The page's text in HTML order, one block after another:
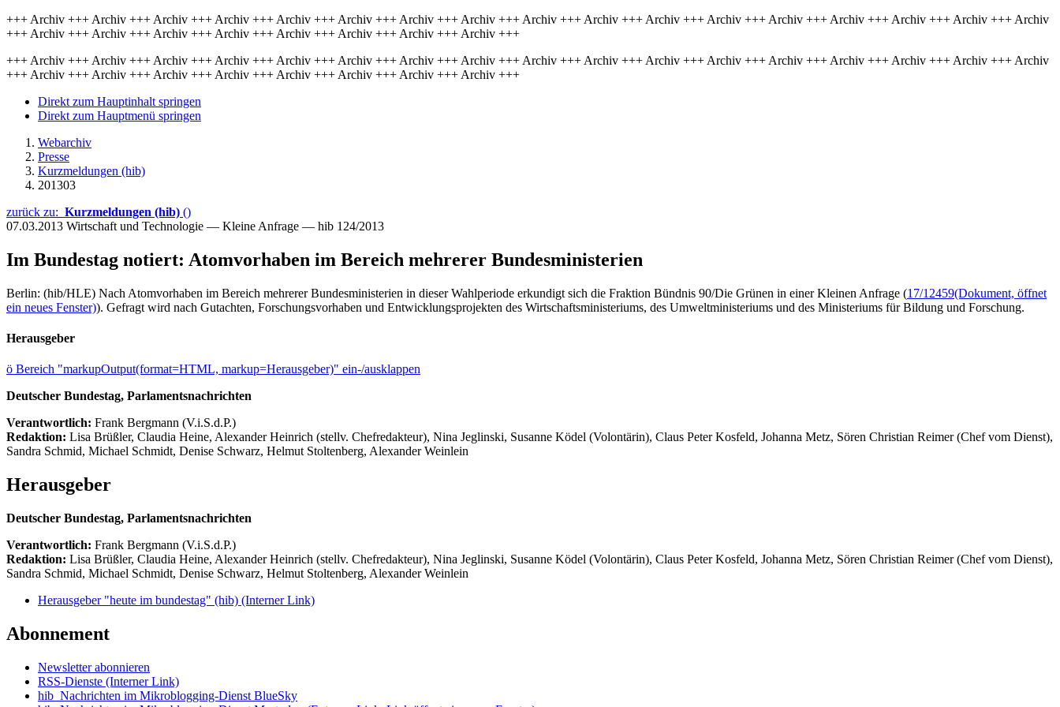
+++ Archiv +++ Archiv +++ Archiv +++ Archiv +++ Archiv +++ Archiv +++ Archiv +++ Archiv +++ Archiv +++ Archiv +++ Archiv +++ Archiv +++ Archiv +++ Archiv +++ Archiv +++ Archiv +++ Archiv
+++ Archiv +++ Archiv +++ Archiv +++ Archiv +++ Archiv +++ Archiv +++ Archiv +++ Archiv +++
+++ Archiv +++ Archiv +++ Archiv +++ Archiv +++ Archiv +++ Archiv +++ Archiv +++ Archiv +++ Archiv +++ Archiv +++ Archiv +++ Archiv +++ Archiv +++ Archiv +++ Archiv +++ Archiv +++ Archiv
+++ Archiv +++ Archiv +++ Archiv +++ Archiv +++ Archiv +++ Archiv +++ Archiv +++ Archiv +++
Direkt zum Hauptinhalt springen
Direkt zum Hauptmenü springen
Webarchiv
Presse
Kurzmeldungen (hib)
201303
zurück zu: Kurzmeldungen (hib) ()
07.03.2013 Wirtschaft und Technologie — Kleine Anfrage — hib 124/2013
Im Bundestag notiert: Atomvorhaben im Bereich mehrerer Bundesministerien
Berlin: (hib/HLE) Nach Atomvorhaben im Bereich mehrerer Bundesministerien in dieser Wahlperiode erkundigt sich die Fraktion Bündnis 90/Die Grünen in einer Kleinen Anfrage (17/12459(Dokument, öffnet
ein neues Fenster)). Gefragt wird nach Gutachten, Forschungsvorhaben und Entwicklungsprojekten des Wirtschaftsministeriums, des Umweltministeriums und des Ministeriums für Bildung und Forschung.
Herausgeber
ö Bereich "markupOutput(format=HTML, markup=Herausgeber)" ein-/ausklappen
Deutscher Bundestag, Parlamentsnachrichten
Verantwortlich: Frank Bergmann (V.i.S.d.P.)
Redaktion: Lisa Brüßler, Claudia Heine, Alexander Heinrich (stellv. Chefredakteur), Nina Jeglinski, Susanne Ködel (Volontärin), Claus Peter Kosfeld, Johanna Metz, Sören Christian Reimer (Chef vom Dienst),
Sandra Schmid, Michael Schmidt, Denise Schwarz, Helmut Stoltenberg, Alexander Weinlein
Herausgeber
Deutscher Bundestag, Parlamentsnachrichten
Verantwortlich: Frank Bergmann (V.i.S.d.P.)
Redaktion: Lisa Brüßler, Claudia Heine, Alexander Heinrich (stellv. Chefredakteur), Nina Jeglinski, Susanne Ködel (Volontärin), Claus Peter Kosfeld, Johanna Metz, Sören Christian Reimer (Chef vom Dienst),
Sandra Schmid, Michael Schmidt, Denise Schwarz, Helmut Stoltenberg, Alexander Weinlein
Herausgeber "heute im bundestag" (hib) (Interner Link)
Abonnement
Newsletter abonnieren
RSS-Dienste (Interner Link)
hib_Nachrichten im Mikroblogging-Dienst BlueSky